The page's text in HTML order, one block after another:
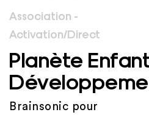
Association -
Activation/Direct
Planète
Brainsonic pour